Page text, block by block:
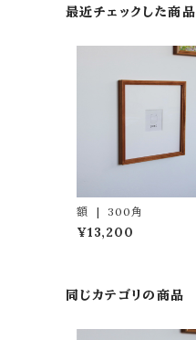
最近チェックした商品
額 | 300角
¥13,200
同じカテゴリの商品